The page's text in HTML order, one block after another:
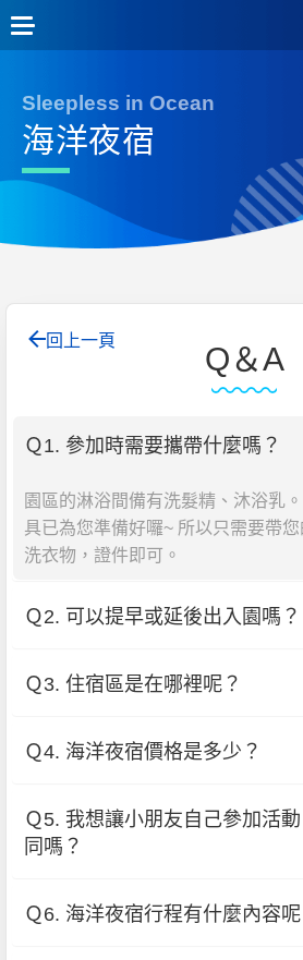
Sleepless in Ocean
海洋夜宿
回上一頁
Q＆A
Ｑ1. 參加時需要攜帶什麼嗎？
園區的淋浴間備有洗髮精、沐浴乳
具已為您準備好囉~ 所以只需要帶
洗衣物，證件即可。
Ｑ2. 可以提早或延後出入園嗎？
Ｑ3. 住宿區是在哪裡呢？
Ｑ4. 海洋夜宿價格是多少？
Ｑ5. 我想讓小朋友自己參加活
同嗎？
Ｑ6. 海洋夜宿行程有什麼內容呢